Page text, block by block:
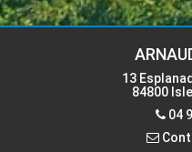
accueil-
13
84800
04